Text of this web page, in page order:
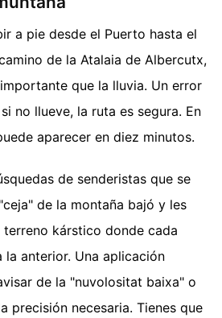
a pie desde el Puerto hasta el
de la Atalaia de Albercutx,
que la lluvia. Un error
no llueve, la ruta es segura. En
aparecer en diez minutos.
de senderistas que se
de la montaña bajó y les
terreno kárstico donde cada
la anterior. Una aplicación
de la "nuvolositat baixa" o
precisión necesaria. Tienes que